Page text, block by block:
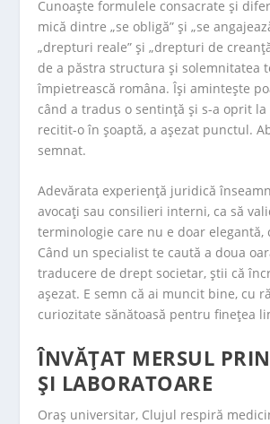
Cunoaște formulele consacrate și
mică dintre „se obligă” și „se
„drepturi reale” și „drepturi de
de a păstra structura și solemnitatea
împietrească româna. Își amintește
când a tradus o sentință și s-a oprit la
recitit-o în șoaptă, a așezat punctul.
semnat.
Adevărata experiență juridică
avocați sau consilieri interni, ca să
terminologie care nu e doar elegantă,
Când un specialist te caută a doua
traducere de drept societar, știi că
așezat. E semn că ai muncit bine, cu
curiozitate sănătoasă pentru finețea
ÎNVĂȚAT MERSUL
ȘI LABORATOARE
Oraș universitar, Clujul respiră